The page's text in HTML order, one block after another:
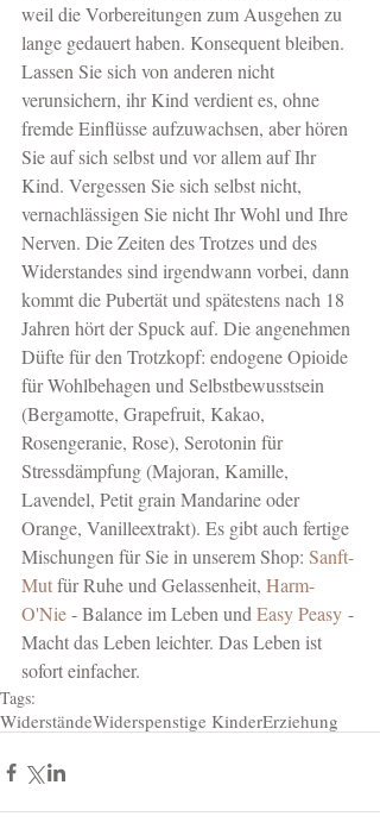
weil die Vorbereitungen zum Ausgehen zu
lange gedauert haben. Konsequent bleiben.
Lassen Sie sich von anderen nicht
verunsichern, ihr Kind verdient es, ohne
fremde Einflüsse aufzuwachsen, aber hören
Sie auf sich selbst und vor allem auf Ihr
Kind. Vergessen Sie sich selbst nicht,
vernachlässigen Sie nicht Ihr Wohl und Ihre
Nerven. Die Zeiten des Trotzes und des
Widerstandes sind irgendwann vorbei, dann
kommt die Pubertät und spätestens nach 18
Jahren hört der Spuck auf. Die angenehmen
Düfte für den Trotzkopf: endogene Opioide
für Wohlbehagen und Selbstbewusstsein
(Bergamotte, Grapefruit, Kakao,
Rosengeranie, Rose), Serotonin für
Stressdämpfung (Majoran, Kamille,
Lavendel, Petit grain Mandarine oder
Orange, Vanilleextrakt). Es gibt auch fertige
Mischungen für Sie in unserem Shop: Sanft-
Mut für Ruhe und Gelassenheit, Harm-
O'Nie - Balance im Leben und Easy Peasy -
Macht das Leben leichter. Das Leben ist
sofort einfacher.
Tags:
WiderständeWiderspenstige KinderErziehung